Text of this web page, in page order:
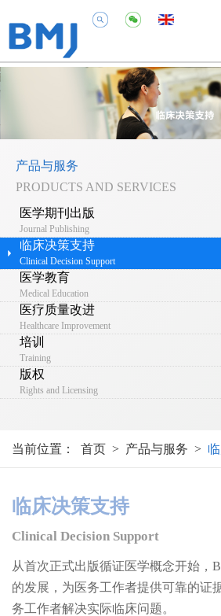
产品与服务
PRODUCTS AND SERVICES
医学期刊出版
Journal Publishing
临床决策支持
Clinical Decision Support
医学教育
Medical Education
医疗质量改进
Healthcare Improvement
培训
Training
版权
Rights and Licensing
当前位置： 首页 > 产品与服务 >
临床决策支持
Clinical Decision Support
从首次正式出版循证医学概念开始，
的发展，为医务工作者提供可靠的证
务工作者解决实际临床问题。